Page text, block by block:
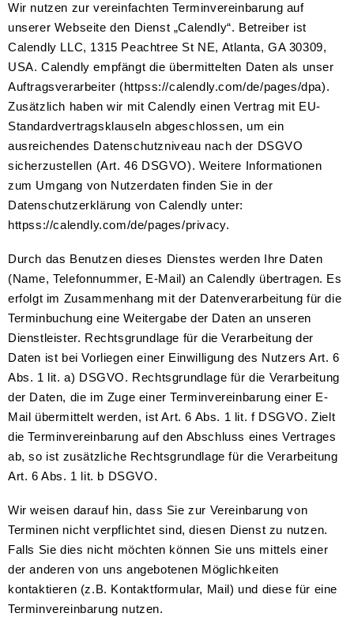
Wir nutzen zur vereinfachten Terminvereinbarung auf
unserer Webseite den Dienst „Calendly“. Betreiber ist
Calendly LLC, 1315 Peachtree St NE, Atlanta, GA 30309,
USA. Calendly empfängt die übermittelten Daten als unser
Auftragsverarbeiter (httpss://calendly.com/de/pages/dpa).
Zusätzlich haben wir mit Calendly einen Vertrag mit EU-
Standardvertragsklauseln abgeschlossen, um ein
ausreichendes Datenschutzniveau nach der DSGVO
sicherzustellen (Art. 46 DSGVO). Weitere Informationen
zum Umgang von Nutzerdaten finden Sie in der
Datenschutzerklärung von Calendly unter:
httpss://calendly.com/de/pages/privacy.
Durch das Benutzen dieses Dienstes werden Ihre Daten
(Name, Telefonnummer, E-Mail) an Calendly übertragen. Es
erfolgt im Zusammenhang mit der Datenverarbeitung für die
Terminbuchung eine Weitergabe der Daten an unseren
Dienstleister. Rechtsgrundlage für die Verarbeitung der
Daten ist bei Vorliegen einer Einwilligung des Nutzers Art. 6
Abs. 1 lit. a) DSGVO. Rechtsgrundlage für die Verarbeitung
der Daten, die im Zuge einer Terminvereinbarung einer E-
Mail übermittelt werden, ist Art. 6 Abs. 1 lit. f DSGVO. Zielt
die Terminvereinbarung auf den Abschluss eines Vertrages
ab, so ist zusätzliche Rechtsgrundlage für die Verarbeitung
Art. 6 Abs. 1 lit. b DSGVO.
Wir weisen darauf hin, dass Sie zur Vereinbarung von
Terminen nicht verpflichtet sind, diesen Dienst zu nutzen.
Falls Sie dies nicht möchten können Sie uns mittels einer
der anderen von uns angebotenen Möglichkeiten
kontaktieren (z.B. Kontaktformular, Mail) und diese für eine
Terminvereinbarung nutzen.